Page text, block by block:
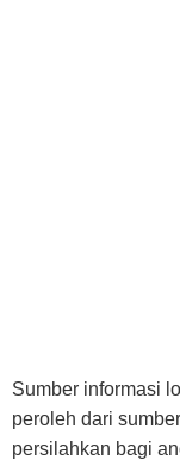
Sumber informasi
peroleh dari
persilahkan bagi